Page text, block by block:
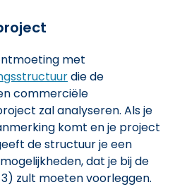
met
die de
commerciële
zal analyseren. Als je
komt en je project
de structuur je een
dat je bij de
zult moeten voorleggen.